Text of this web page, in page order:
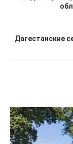
Дагестанские